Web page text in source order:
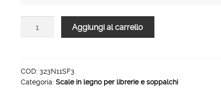
legno
11
Aggiungi al carrello
COD: 323N11SF3
Categoria: Scale in legno per librerie e soppalchi